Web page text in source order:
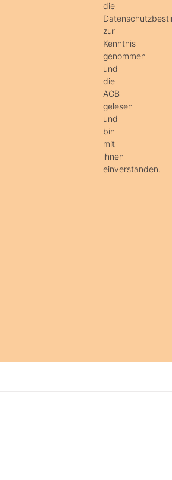
die
zur
Kenntnis
genommen
und
die
AGB
gelesen
und
bin
mit
ihnen
einverstanden.